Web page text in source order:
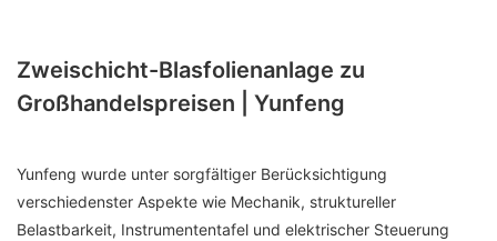
Zweischicht-Blasfolienanlage zu
Großhandelspreisen | Yunfeng
Yunfeng wurde unter sorgfältiger Berücksichtigung
verschiedenster Aspekte wie Mechanik, struktureller
Belastbarkeit, Instrumententafel und elektrischer Steuerung